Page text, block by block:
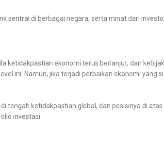
sentral di berbagai negara, serta minat dari
ketidakpastian ekonomi terus berlanjut, dan
ini. Namun, jika terjadi perbaikan ekonomi yang
ketidakpastian global, dan posisinya di atas
investasi.